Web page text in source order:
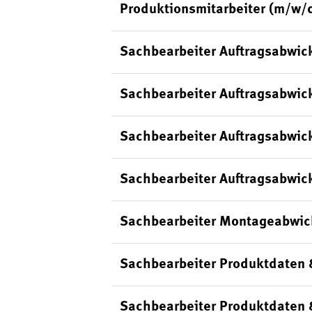
Produktionsmitarbeiter (m/w/
Sachbearbeiter
Sachbearbeiter
Sachbearbeiter
Sachbearbeiter
Sachbearbeiter
Sachbearbeiter Produktdaten
Sachbearbeiter